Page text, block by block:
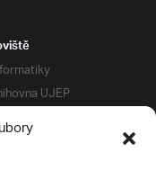
UJEP
a menz
podpory